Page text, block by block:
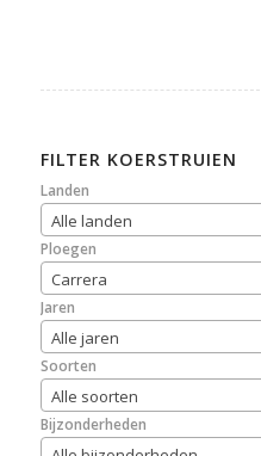
FILTER KOERSTRUIEN
Landen
Alle landen
Ploegen
Carrera
Jaren
Alle jaren
Soorten
Alle soorten
Bijzonderheden